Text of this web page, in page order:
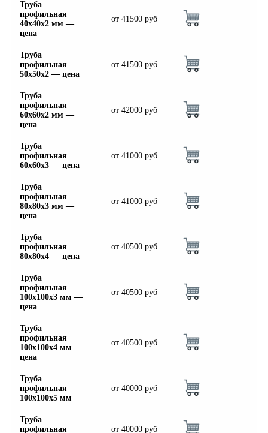
медная
Лента
медная
медная
Олово,
Хомуты
стальные
Хомуты
Труба
профильная
40х40х2 мм —
цена
от41500 руб
Труба
профильная
50х50х2 — цена
от41500 руб
Труба
профильная
60х60х2 мм —
цена
от42000 руб
Труба
профильная
60х60х3 — цена
от41000 руб
Труба
профильная
80х80х3 мм —
цена
от41000 руб
Труба
профильная
80х80х4 — цена
от40500 руб
Труба
профильная
100х100х3 мм —
цена
от40500 руб
Труба
профильная
100х100х4 мм —
цена
от40500 руб
Труба
профильная
100х100х5 мм
от40000 руб
Труба
профильная
от40000 руб